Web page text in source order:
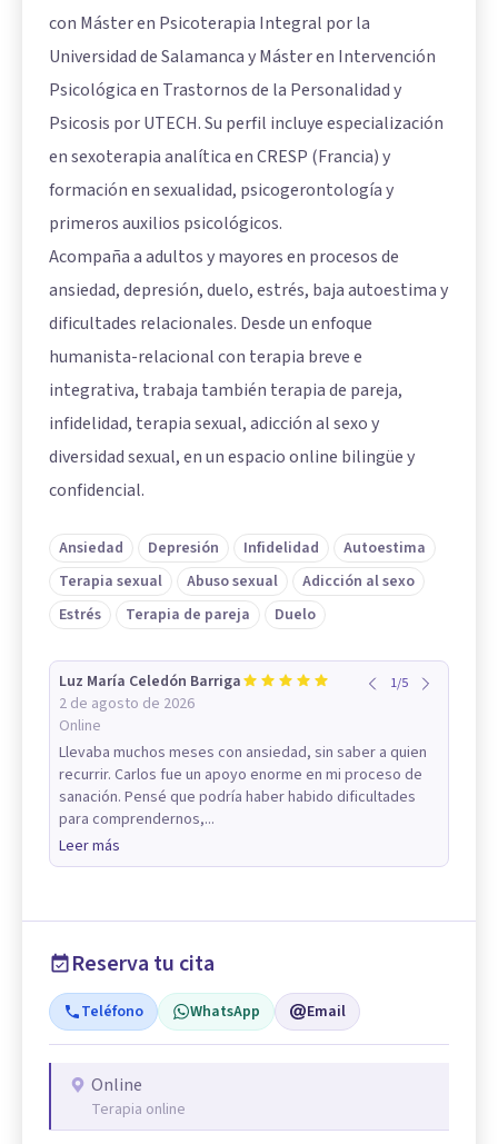
con Máster en Psicoterapia Integral por la
Universidad de Salamanca y Máster en Intervención
Psicológica en Trastornos de la Personalidad y
Psicosis por UTECH. Su perfil incluye especialización
en sexoterapia analítica en CRESP (Francia) y
formación en sexualidad, psicogerontología y
primeros auxilios psicológicos.
Acompaña a adultos y mayores en procesos de
ansiedad, depresión, duelo, estrés, baja autoestima y
dificultades relacionales. Desde un enfoque
humanista-relacional con terapia breve e
integrativa, trabaja también terapia de pareja,
infidelidad, terapia sexual, adicción al sexo y
diversidad sexual, en un espacio online bilingüe y
confidencial.
Ansiedad Depresión Infidelidad
Autoestima
Terapia sexual
Abuso sexual
Adicción al sexo
Estrés
Terapia de pareja Duelo
Luz María Celedón Barriga
2 de agosto de 2026
Online
1/5
Llevaba muchos meses con ansiedad, sin saber a quien
recurrir. Carlos fue un apoyo enorme en mi proceso de
sanación. Pensé que podría haber habido dificultades
para comprendernos,...
Leer más
Reserva tu cita
Teléfono WhatsApp Email
Online
Terapia online